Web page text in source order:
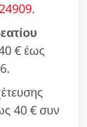
.
€ έως
40 € συν